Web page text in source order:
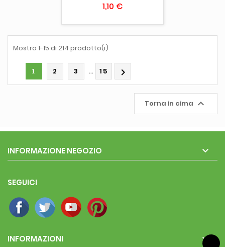
1,10 €
Mostra 1-15 di 214 prodotto(i)
1 2 3 … 15 
Torna in cima 
INFORMAZIONE NEGOZIO 
SEGUICI
INFORMAZIONI 